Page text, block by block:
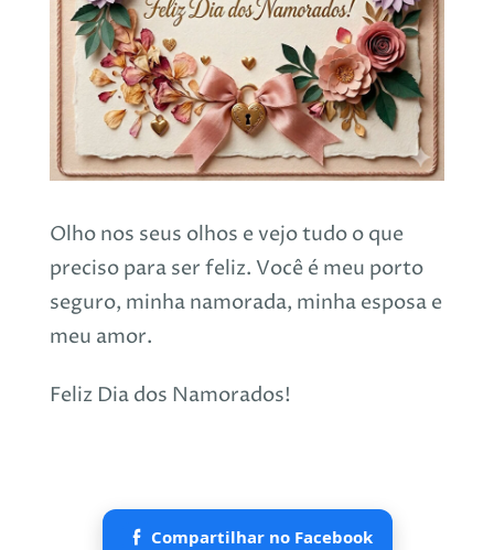
Olho nos seus olhos e vejo tudo o que
preciso para ser feliz. Você é meu porto
seguro, minha namorada, minha esposa e
meu amor.
Feliz Dia dos Namorados!
Compartilhar no Facebook